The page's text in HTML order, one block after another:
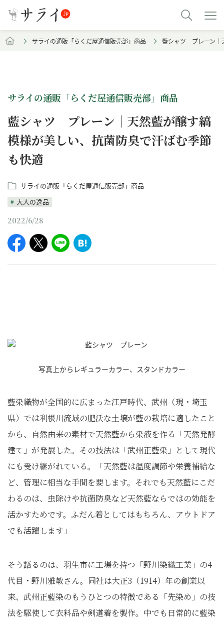
サライの通販「らくだ屋通信販売部」商品 藍シャツ プレーン｜
サライの通販「らくだ屋通信販売部」商品
藍シャツ プレーン｜天然藍が醸す縞
模様が美しい、抗菌防臭で汗ばむ季節
も快適
サライの通販「らくだ屋通信販売部」商品
大人の逸品
2022/6/28
写真上からレギュラーカラー、スタンドカラー
藍染織物が全国的に広まった江戸時代、武州（現・埼玉
県）では利根川流域の肥沃な土壌が藍の栽培に適したこと
から、自然由来の素材で天然藍から染液を作る「天然発酵
建て」が発展した。その技法は「武州正藍染」として現代
にも受け継がれている。「天然藍は温度調節や栄養補給な
ど、管理に相当な手間を要します。それでも天然藍にこだ
わるのは、虫除けや抗菌防臭など天然藍ならではの効能を
活かすためです。ふだん着としてはもちろん、アウトドア
でも活躍します」
そう語るのは、羽生市に工場を持つ「野川染織工業」の4
代目・野川雅敏さん。同社は大正3（1914）年の創業以
来、武州正藍染のもうひとつの特徴である「先染め」の技
法を駆使して衣料品や剣道着を製作。中でも日常的に藍染